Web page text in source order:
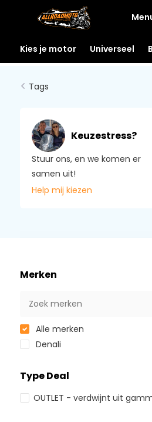
Kies je motor Universeel
Tags
Keuzestress?
Stuur ons, en we komen er
samen uit!
Help mij kiezen
Merken
Alle merken
Denali
Type Deal
OUTLET - verdwijnt uit